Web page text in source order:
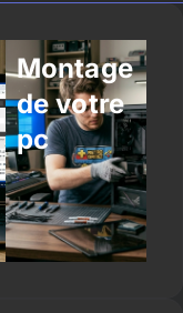
Montage
de votre
pc